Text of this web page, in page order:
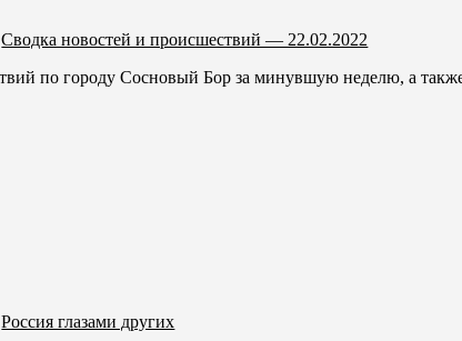
Сводка новостей и происшествий — 22.02.2022
по городу Сосновый Бор за минувшую неделю, а
Россия глазами других